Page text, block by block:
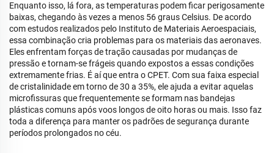
Enquanto isso, lá fora, as temperaturas podem ficar perigosamente
baixas, chegando às vezes a menos 56 graus Celsius. De acordo
com estudos realizados pelo Instituto de Materiais Aeroespaciais,
essa combinação cria problemas para os materiais das aeronaves.
Eles enfrentam forças de tração causadas por mudanças de
pressão e tornam-se frágeis quando expostos a essas condições
extremamente frias. É aí que entra o CPET. Com sua faixa especial
de cristalinidade em torno de 30 a 35%, ele ajuda a evitar aquelas
microfissuras que frequentemente se formam nas bandejas
plásticas comuns após voos longos de oito horas ou mais. Isso faz
toda a diferença para manter os padrões de segurança durante
períodos prolongados no céu.